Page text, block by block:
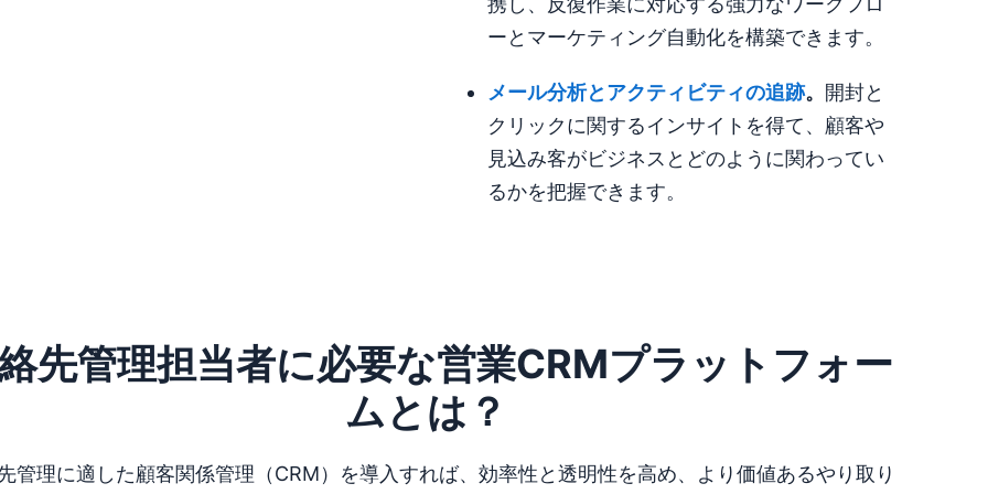
ーとマーケティング自動化を構築できます。
メール分析とアクティビティの追跡。 開封と
クリックに関するインサイトを得て、顧客や
見込み客がビジネスとどのように関わってい
るかを把握できます。
先管理担当者に必要な営業CRMプラットフォー
ムとは？
管理に適した顧客関係管理（CRM）を導入すれば、効率性と透明性を高め、より価値あるやり取り